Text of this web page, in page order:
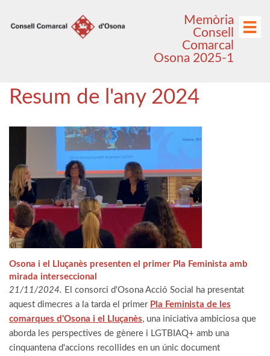
Menú
Memòria
Consell
Comarcal
Osona 2025-1
Resum de l'any 2024
Osona i el Lluçanès presenten el primer Pla Feminista amb
mirada interseccional
21/11/2024. El consorci d'Osona Acció Social ha presentat
aquest dimecres a la tarda el primer Pla Feminista de les
comarques d'Osona i el Lluçanès, una iniciativa ambiciosa que
aborda les perspectives de gènere i LGTBIAQ+ amb una
cinquantena d'accions recollides en un únic document